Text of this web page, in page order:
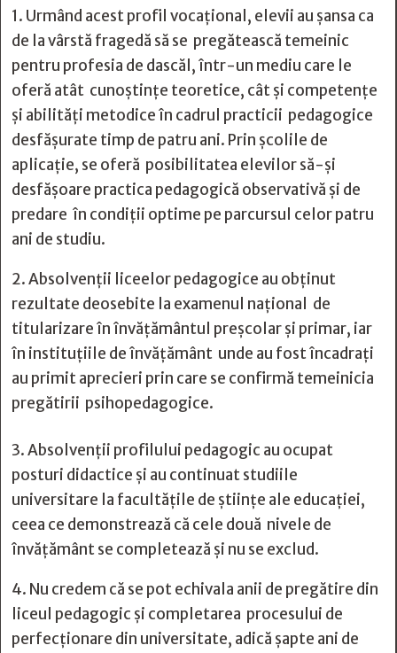
1. Urmând acest profil vocațional, elevii au șansa ca
de la vârstă fragedă să se pregătească temeinic
pentru profesia de dascăl, într-un mediu care le
oferă atât cunoștințe teoretice, cât și competențe
și abilități metodice în cadrul practicii pedagogice
desfășurate timp de patru ani. Prin școlile de
aplicație, se oferă posibilitatea elevilor să-și
desfășoare practica pedagogică observativă și de
predare în condiții optime pe parcursul celor patru
ani de studiu.
2. Absolvenții liceelor pedagogice au obținut
rezultate deosebite la examenul național de
titularizare în învățământul preșcolar și primar, iar
în instituțiile de învățământ unde au fost încadrați
au primit aprecieri prin care se confirmă temeinicia
pregătirii psihopedagogice.
3. Absolvenții profilului pedagogic au ocupat
posturi didactice și au continuat studiile
universitare la facultățile de științe ale educației,
ceea ce demonstrează că cele două nivele de
învățământ se completează și nu se exclud.
4. Nu credem că se pot echivala anii de pregătire din
liceul pedagogic și completarea procesului de
perfecționare din universitate, adică șapte ani de